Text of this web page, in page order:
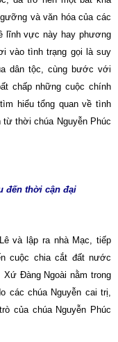
và văn hóa của các
lĩnh vực này hay phương
vào tình trạng gọi là suy
dân tộc, cùng bước với
chấp những cuộc chính
hiểu tổng quan về tình
từ thời chúa Nguyễn Phúc
đến thời cận đại
và lập ra nhà Mạc, tiếp
cuộc chia cắt đất nước
Xứ Ðàng Ngoài nằm trong
các chúa Nguyễn cai trị,
của chúa Nguyễn Phúc